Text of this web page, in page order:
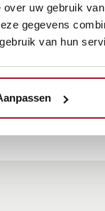
uw gebruik
gegevens
van hun
berekenen